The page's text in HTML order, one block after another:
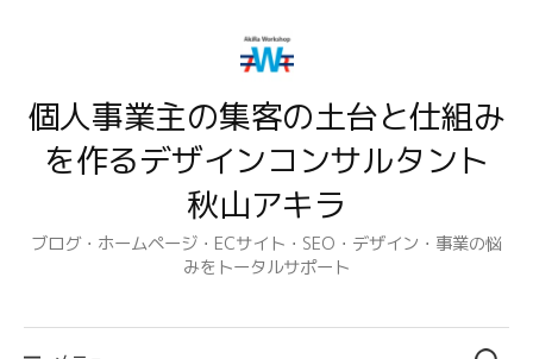
ン
キ
個人事業主の集客の土台と仕組み
を作るデザインコンサルタント
秋山アキラ
ブログ・ホームページ・ECサイト・SEO・デザイン・事業の悩
みをトータルサポート
検
索: